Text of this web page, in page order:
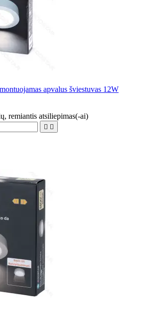
apvalus šviestuvas 12W
remiantis atsiliepimas(-ai)
 